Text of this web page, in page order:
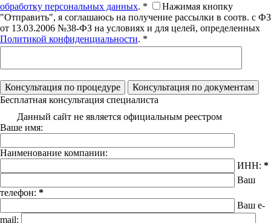
обработку персональных данных. *
Нажимая кнопку
"Отправить", я соглашаюсь на получение рассылки в соотв. с ФЗ
от 13.03.2006 №38-ФЗ на условиях и для целей, определенных
Политикой конфиденциальности. *
Бесплатная консультация специалиста
Данный сайт не является официальным реестром
Ваше имя:
Наименование компании:
ИНН: *
Ваш
телефон: *
Ваш e-
mail: